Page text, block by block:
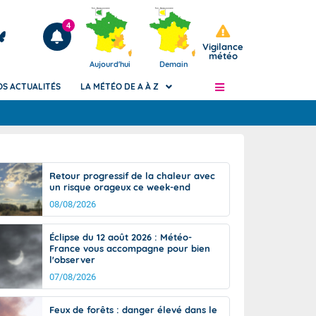
Articles
4
Aujourd'hui Demain
Vigilance
météo
de
Phénomènes dangereux de J+2 à J+7
Avertissement pluies intenses à l'échelle
des communes (Apic)
Bulletins Marine
Bulletins d'estimation du risque
d'avalanche
Météo des forêts
Vigicrues
ACTUALITÉS LA MÉTÉO DE A À Z
Retour progressif de la chaleur avec
un risque orageux ce week-end
08/08/2026
Éclipse du 12 août 2026 : Météo-
France vous accompagne pour bien
l'observer
07/08/2026
Feux de forêts : danger élevé dans le